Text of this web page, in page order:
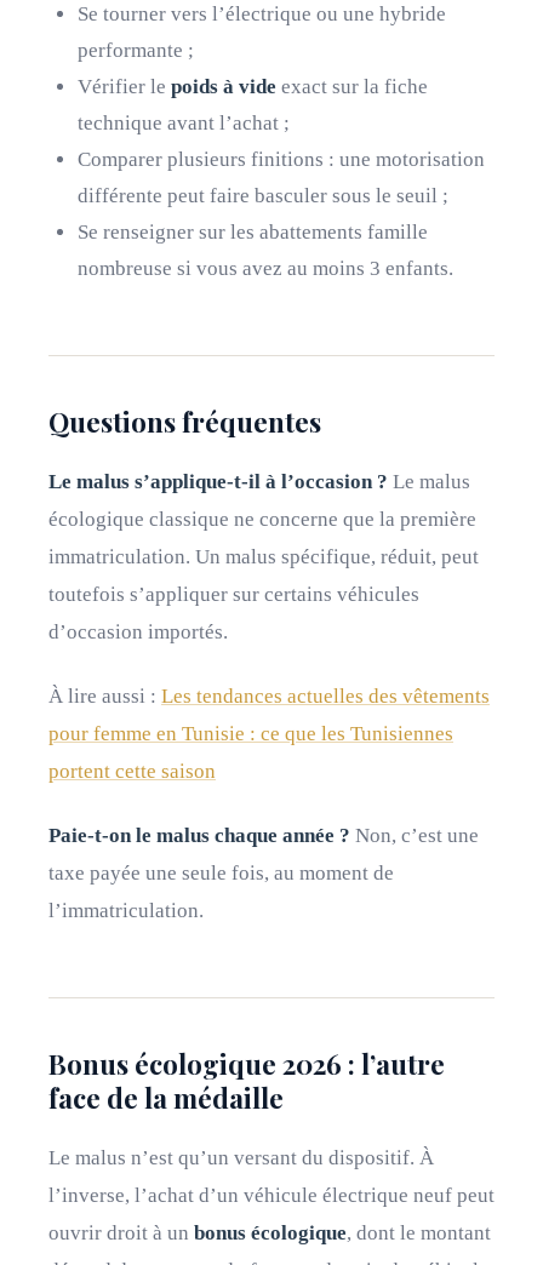
Se tourner vers l’électrique ou une hybride
performante ;
Vérifier le poids à vide exact sur la fiche
technique avant l’achat ;
Comparer plusieurs finitions : une motorisation
différente peut faire basculer sous le seuil ;
Se renseigner sur les abattements famille
nombreuse si vous avez au moins 3 enfants.
Questions fréquentes
Le malus s’applique-t-il à l’occasion ? Le malus
écologique classique ne concerne que la première
immatriculation. Un malus spécifique, réduit, peut
toutefois s’appliquer sur certains véhicules
d’occasion importés.
À lire aussi : Les tendances actuelles des vêtements
pour femme en Tunisie : ce que les Tunisiennes
portent cette saison
Paie-t-on le malus chaque année ? Non, c’est une
taxe payée une seule fois, au moment de
l’immatriculation.
Bonus écologique 2026 : l’autre
face de la médaille
Le malus n’est qu’un versant du dispositif. À
l’inverse, l’achat d’un véhicule électrique neuf peut
ouvrir droit à un bonus écologique, dont le montant